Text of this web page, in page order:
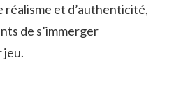
réalisme et d’authenticité,
de s’immerger
jeu.